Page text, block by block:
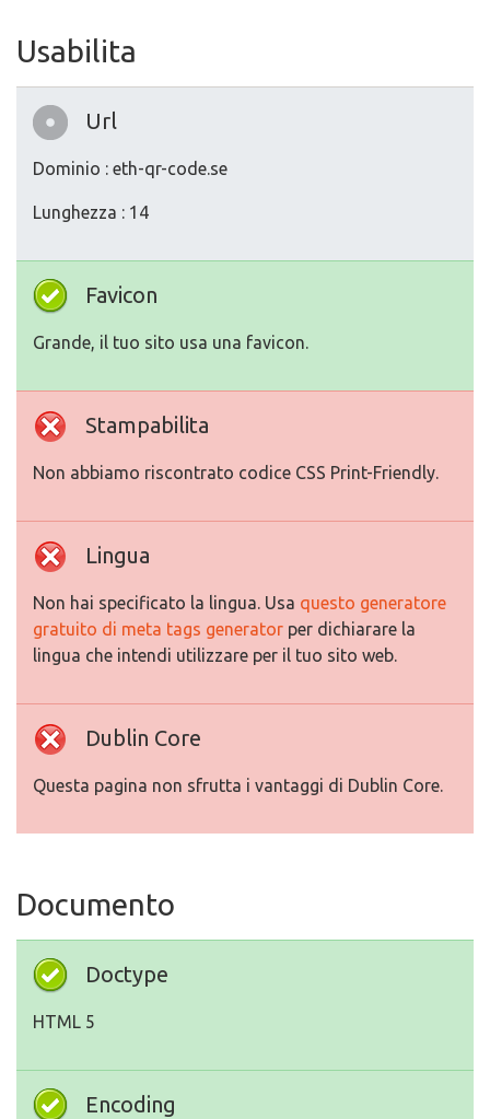
Usabilita
Url
Dominio : eth-qr-code.se
Lunghezza : 14
Favicon
Grande, il tuo sito usa una favicon.
Stampabilita
Non abbiamo riscontrato codice CSS Print-Friendly.
Lingua
Non hai specificato la lingua. Usa questo generatore
gratuito di meta tags generator per dichiarare la
lingua che intendi utilizzare per il tuo sito web.
Dublin Core
Questa pagina non sfrutta i vantaggi di Dublin Core.
Documento
Doctype
HTML 5
Encoding